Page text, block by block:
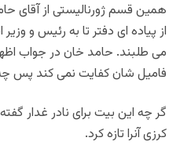
همین قسم ژورنالیستی از آقای
از پیاده ای دفتر تا به رئیس و
می طلبند. حامد خان در جواب
فامیل شان کفایت نمی کند پس
گر چه این بیت برای نادر غدار
کرزی آنرا تازه کرد.